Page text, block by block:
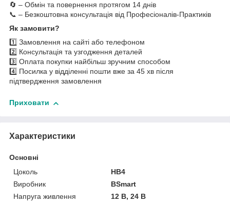
🔄 – Обмін та повернення протягом 14 днів
📞 – Безкоштовна консультація від Професіоналів-Практиків
Як замовити?
1️⃣ Замовлення на сайті або телефоном
2️⃣ Консультація та узгодження деталей
3️⃣ Оплата покупки найбільш зручним способом
4️⃣ Посилка у відділенні пошти вже за 45 хв після
підтвердження замовлення
Приховати
Характеристики
Основні
Цоколь
HB4
Виробник
BSmart
Напруга живлення
12 В, 24 В